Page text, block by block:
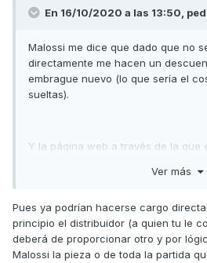
En 16/10/2020 a las 13:50,
Malossi me dice que dado que no
directamente me hacen un
embrague nuevo (lo que sería el
sueltas).
Y la página web a través de la que
Ya os iré contando
Ver más
Pues ya podrían hacerse cargo
principio el distribuidor (a quien tu le
deberá de proporcionar otro y por
Malossi la pieza o de toda la partida